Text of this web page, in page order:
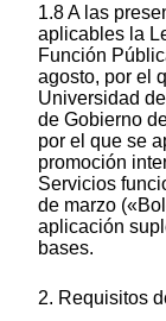
1.8 A las
aplicables la
Función
agosto, por el
Universidad
de Gobierno
por el que se
promoción
Servicios
de marzo
aplicación
bases.
2. Requisitos